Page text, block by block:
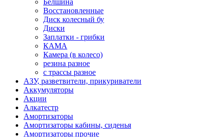
Белшина
Восстановленные
Диск колесный бу
Диски
Заплатки - грибки
КАМА
Камера (в колесо)
резина разное
с трассы разное
АЗУ, разветвители, прикуриватели
Аккумуляторы
Акции
Алкатестр
Амортизаторы
Амортизаторы кабины, сиденья
Амортизаторы прочие